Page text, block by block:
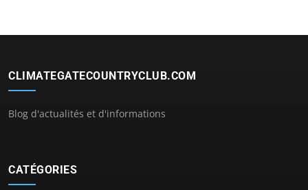
CLIMATEGATECOUNTRYCLUB.COM
Blog d'actualités et d'informations
CATÉGORIES